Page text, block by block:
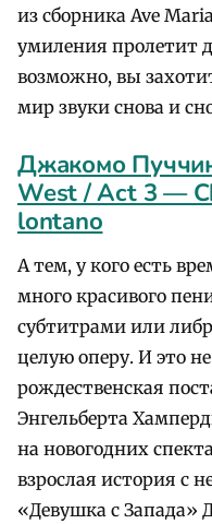
из сборника Ave
умиления пролетит
возможно, вы
мир звуки снова и
Джакомо
West / Act 3 —
lontano
А тем, у кого есть
много красивого
субтитрами или
целую оперу. И это
рождественская
Энгельберта
на новогодних
взрослая история с
«Девушка с Запада»